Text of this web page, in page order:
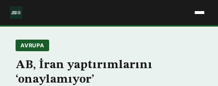
AVRUPA
AB, İran yaptırımlarını
‘onaylamıyor’